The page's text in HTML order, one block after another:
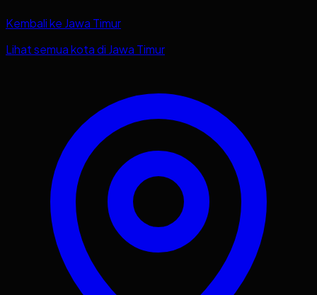
Kembali ke Jawa Timur
Lihat semua kota di Jawa Timur